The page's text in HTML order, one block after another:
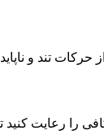
حرکات تند و
را رعایت